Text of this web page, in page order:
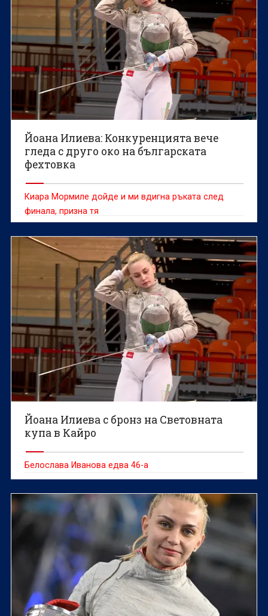
Йоана Илиева: Конкуренцията вече
гледа с друго око на българската
фехтовка
Киара Мормиле дойде и ми вдигна ръката след
финала, призна тя
Йоана Илиева с бронз на Световната
купа в Кайро
Белослава Иванова едва 46-а